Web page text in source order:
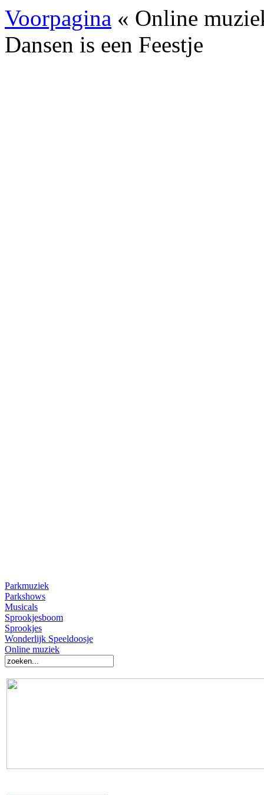
Voorpagina « Online
Dansen is een Feestje
Parkmuziek
Parkshows
Musicals
Sprookjesboom
Sprookjes
Wonderlijk Speeldoosje
Online muziek